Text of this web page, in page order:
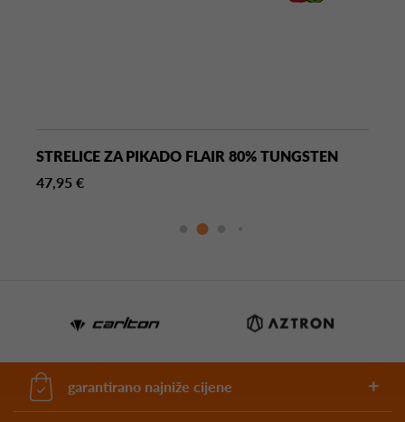
STRELICE ZA PIKADO FLAIR 80% TUNGSTEN
47,95 €
garantirano najniže cijene